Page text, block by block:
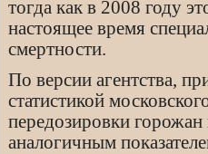
тогда как в 2008 году
настоящее время
смертности.
По версии агентства,
статистикой
передозировки
аналогичным